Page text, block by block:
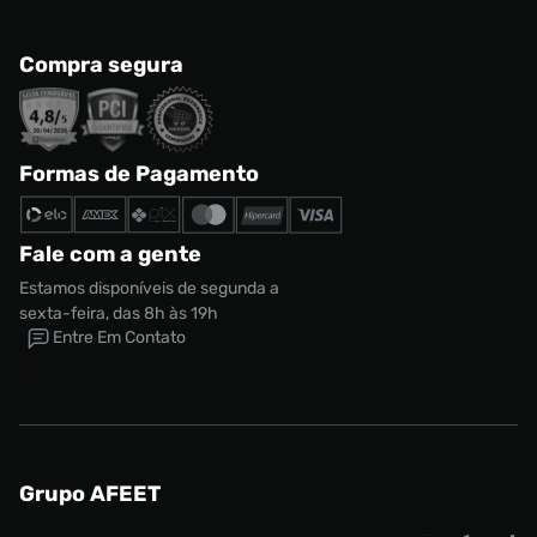
Compra segura
Formas de Pagamento
Fale com a gente
Estamos disponíveis de segunda a
sexta-feira, das 8h às 19h
Entre Em Contato
Grupo AFEET